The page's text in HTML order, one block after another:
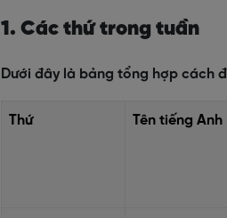
1. Các thứ trong tuần
Dưới đây là bảng tổng hợp cách
Thứ Tên tiếng Anh